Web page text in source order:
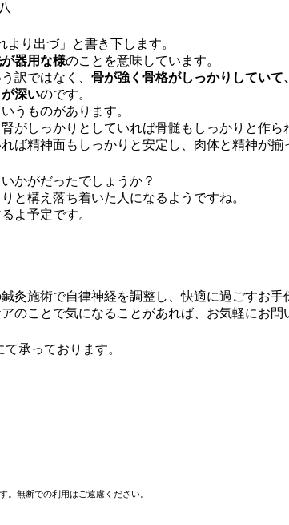
り出づ」と書き下します。
器用な様のことを意味しています。
訳ではなく、 骨が強く骨格がしっかりしてい
深いのです。
うものがあります。
がしっかりとしていれば骨髄もしっかりと作ら
ば精神面もしっかりと安定し、肉体と精神が
かがだったでしょうか？
と構え落ち着いた人になるようですね。
よ予定です。
灸施術で自律神経を調整し、快適に過ごすお手
のことで気になることがあれば、お気軽にお問
承っております。
無断での利用はご遠慮ください。